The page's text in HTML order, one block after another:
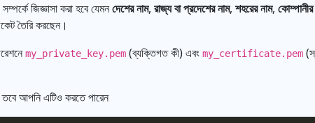
জিজ্ঞাসা করা হবে যেমনদেশের নাম, রাজ্য বা প্রদেশের নাম, শহরের নাম,
তৈরি করছেন।
my_private_key.pem (ব্যক্তিগত কী) এবং my_certificate.pem
আপনি এটিও করতে পারেন